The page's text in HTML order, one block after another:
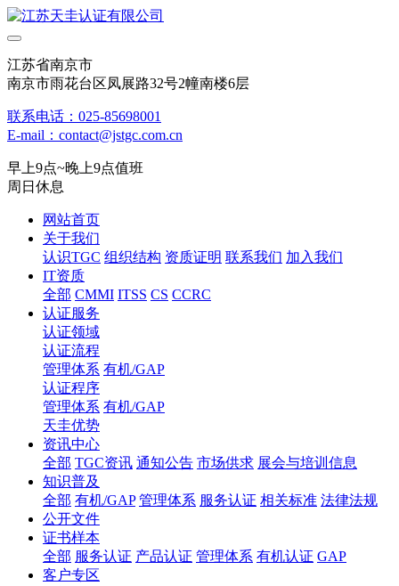
江苏省南京市
南京市雨花台区凤展路32号2幢南楼6层
联系电话：025-85698001
E-mail：contact@jstgc.com.cn
早上9点~晚上9点值班
周日休息
网站首页
关于我们
认识TGC 组织结构 资质证明 联系我们 加入我们
IT资质
全部 CMMI ITSS CS CCRC
认证服务
认证领域
认证流程
管理体系 有机/GAP
认证程序
管理体系 有机/GAP
天圭优势
资讯中心
全部 TGC资讯 通知公告 市场供求 展会与培训信息
知识普及
全部 有机/GAP 管理体系 服务认证 相关标准 法律法规
公开文件
证书样本
全部 服务认证 产品认证 管理体系 有机认证 GAP
客户专区